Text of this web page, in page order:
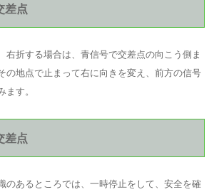
差点
右折する場合は、青信号で交差点の向こう側ま
の地点で止まって右に向きを変え、前方の信号
す。
差点
のあるところでは、一時停止をして、安全を確